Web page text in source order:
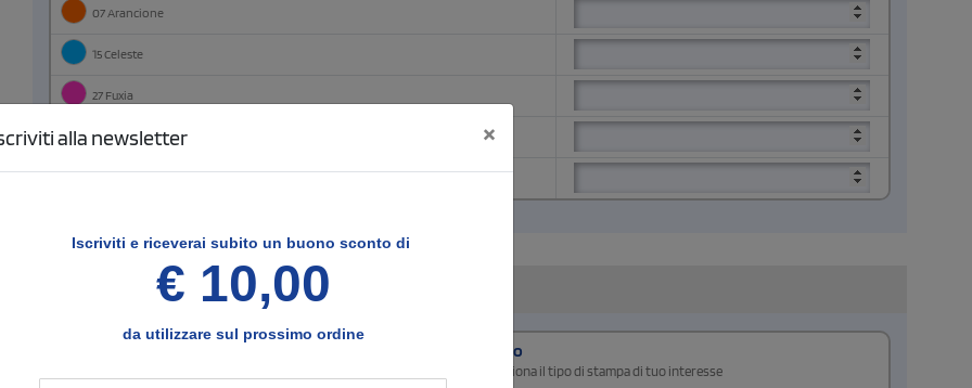
07 Arancione
15 Celeste
27 Fuxia
44 Verde Mela
Violetto
Configura le posizioni e il tipo di stampa
Retro
Seleziona il tipo di stampa di tuo interesse
alla newsletter ×
Iscriviti e riceverai subito un buono sconto di
€ 10,00
da utilizzare sul prossimo ordine